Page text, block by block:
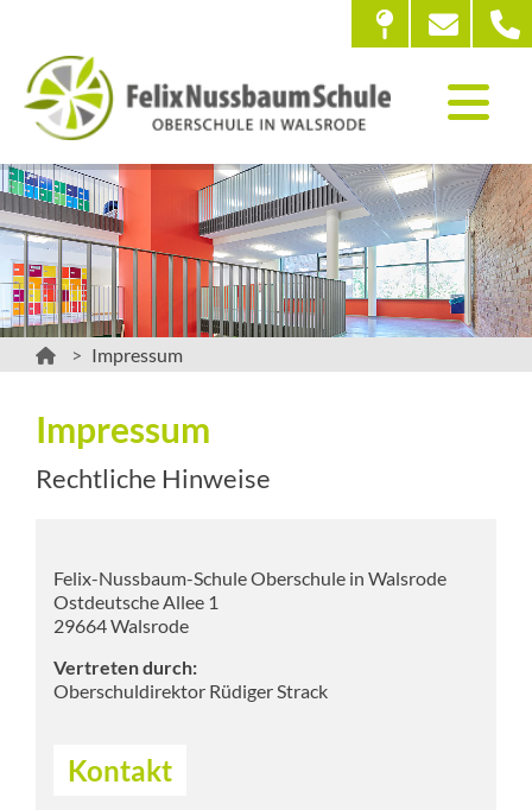
Impressum
Impressum
Rechtliche Hinweise
Felix-Nussbaum-Schule Oberschule in Walsrode
Ostdeutsche Allee 1
29664 Walsrode
Vertreten durch:
Oberschuldirektor Rüdiger Strack
Kontakt